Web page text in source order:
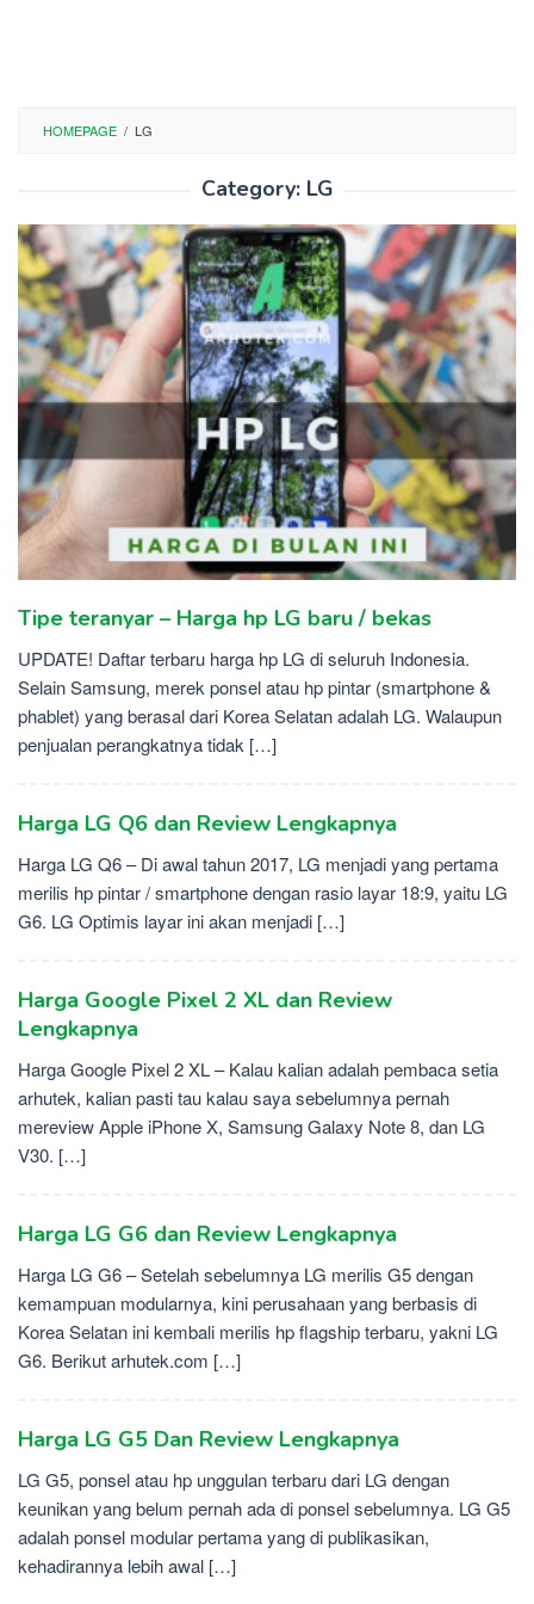
HOMEPAGE / LG
Category: LG
Tipe teranyar – Harga hp LG baru / bekas
UPDATE! Daftar terbaru harga hp LG di seluruh Indonesia.
Selain Samsung, merek ponsel atau hp pintar (smartphone &
phablet) yang berasal dari Korea Selatan adalah LG. Walaupun
penjualan perangkatnya tidak […]
Harga LG Q6 dan Review Lengkapnya
Harga LG Q6 – Di awal tahun 2017, LG menjadi yang pertama
merilis hp pintar / smartphone dengan rasio layar 18:9, yaitu LG
G6. LG Optimis layar ini akan menjadi […]
Harga Google Pixel 2 XL dan Review
Lengkapnya
Harga Google Pixel 2 XL – Kalau kalian adalah pembaca setia
arhutek, kalian pasti tau kalau saya sebelumnya pernah
mereview Apple iPhone X, Samsung Galaxy Note 8, dan LG
V30. […]
Harga LG G6 dan Review Lengkapnya
Harga LG G6 – Setelah sebelumnya LG merilis G5 dengan
kemampuan modularnya, kini perusahaan yang berbasis di
Korea Selatan ini kembali merilis hp flagship terbaru, yakni LG
G6. Berikut arhutek.com […]
Harga LG G5 Dan Review Lengkapnya
LG G5, ponsel atau hp unggulan terbaru dari LG dengan
keunikan yang belum pernah ada di ponsel sebelumnya. LG G5
adalah ponsel modular pertama yang di publikasikan,
kehadirannya lebih awal […]